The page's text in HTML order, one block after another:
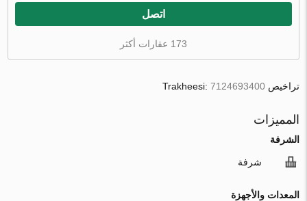
اتصل
173 عقارات أكثر
تراخيص Trakheesi:7124693400
المميزات
الشرفة
شرفة
المعدات والأجهزة